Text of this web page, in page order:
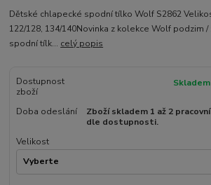
Dětské chlapecké spodní tílko Wolf S2862
122/128, 134/140Novinka z kolekce Wolf podzim
spodní tílk... celý popis
Dostupnost
zboží
Skladem
Doba odeslání
Zboží skladem 1 až 2
dle dostupnosti.
Velikost